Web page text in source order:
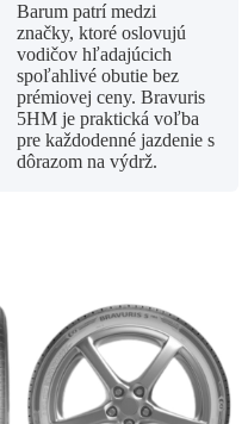
Barum patrí medzi
značky, ktoré oslovujú
vodičov hľadajúcich
spoľahlivé obutie bez
prémiovej ceny. Bravuris
5HM je praktická voľba
pre každodenné jazdenie s
dôrazom na výdrž.